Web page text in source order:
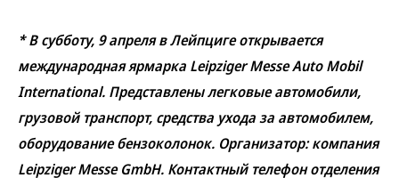
* В субботу, 9 апреля в Лейпциге открывается
международная ярмарка Leipziger Messe Auto Mobil
International. Представлены легковые автомобили,
грузовой транспорт, средства ухода за автомобилем,
оборудование бензоколонок. Организатор: компания
Leipziger Messe GmbH. Контактный телефон отделения